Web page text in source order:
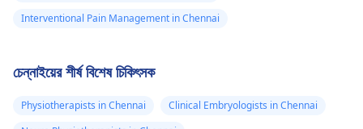
Interventional Pain Management in Chennai
চেন্নাইয়ের শীর্ষ বিশেষ চিকিৎসক
Physiotherapists in Chennai
Clinical Embryologists in Chennai